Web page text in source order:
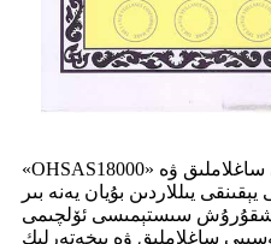
«OHSAS18000» دەپ ئاتىلىدىغان كەسپىي ساغلاملىق ۋە
يىللاردىن بۇيان يەنە بىر
سىستېمىسى ئۆلچىمى
ساغلاملىق ۋە بىخەتەرلىك